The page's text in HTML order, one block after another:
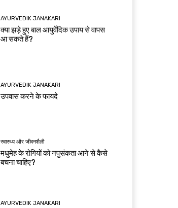
AYURVEDIK JANAKARI
क्या झड़े हुए बाल आयुर्वेदिक उपाय से वापस
आ सकते हैं?
AYURVEDIK JANAKARI
उपवास करने के फायदे
स्वास्थ्य और जीवनशैली
मधुमेह के रोगियों को नपुसंकता आने से कैसे
बचना चाहिए?
AYURVEDIK JANAKARI